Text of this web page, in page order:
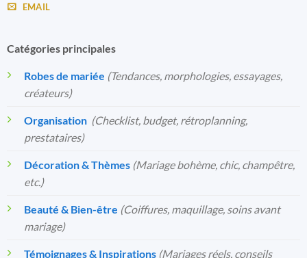
EMAIL
Catégories principales
Robes de mariée (Tendances, morphologies, essayages,
créateurs)
Organisation️ (Checklist, budget, rétroplanning,
prestataires)
Décoration & Thèmes (Mariage bohème, chic, champêtre,
etc.)
Beauté & Bien-être (Coiffures, maquillage, soins avant
mariage)
Témoignages & Inspirations (Mariages réels, conseils